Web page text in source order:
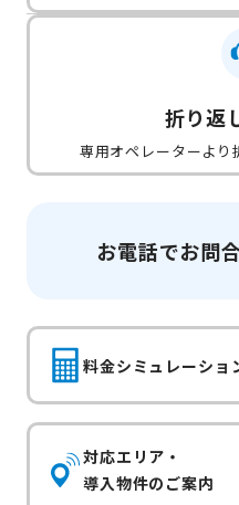
折り返
専用オペレーターより
お電話でお問
料金シミュレーショ
対応エリア・
導入物件のご案内